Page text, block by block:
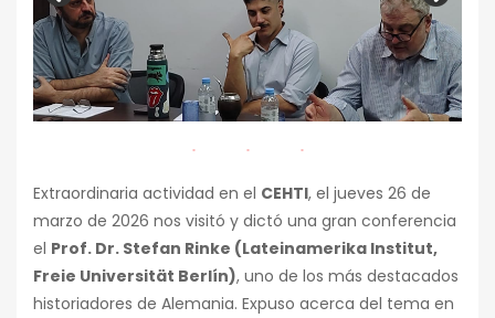
Extraordinaria actividad en el CEHTI, el jueves 26 de
marzo de 2026 nos visitó y dictó una gran conferencia
el Prof. Dr. Stefan Rinke (Lateinamerika Institut,
Freie Universität Berlín), uno de los más destacados
historiadores de Alemania. Expuso acerca del tema en